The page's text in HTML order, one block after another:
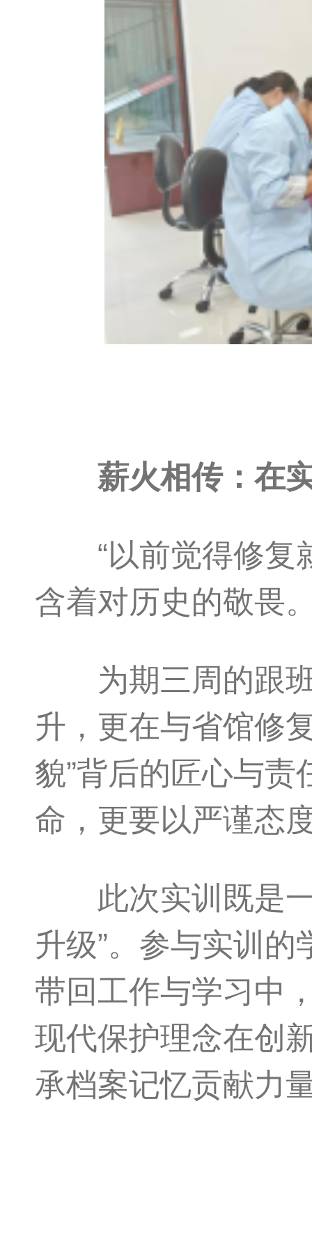
薪火相传：在
“以前觉得修复就
含着对历史的敬畏
为期三周的跟班
升，更在与省馆修
貌”背后的匠心与
命，更要以严谨态
此次实训既是一
升级”。参与实训
带回工作与学习中
现代保护理念在创
承档案记忆贡献力